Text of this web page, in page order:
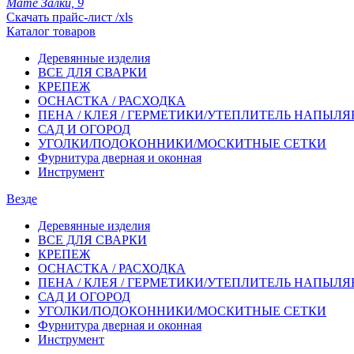
Скачать прайс-лист /xls
Каталог товаров
Деревянные изделия
ВСЕ ДЛЯ СВАРКИ
КРЕПЕЖ
ОСНАСТКА / РАСХОДКА
ПЕНА / КЛЕЯ / ГЕРМЕТИКИ/УТЕПЛИТЕЛЬ
САД И ОГОРОД
УГОЛКИ/ПОДОКОННИКИ/МОСКИТНЫЕ СЕТКИ
Фурнитура дверная и оконная
Инструмент
Везде
Деревянные изделия
ВСЕ ДЛЯ СВАРКИ
КРЕПЕЖ
ОСНАСТКА / РАСХОДКА
ПЕНА / КЛЕЯ / ГЕРМЕТИКИ/УТЕПЛИТЕЛЬ
САД И ОГОРОД
УГОЛКИ/ПОДОКОННИКИ/МОСКИТНЫЕ СЕТКИ
Фурнитура дверная и оконная
Инструмент